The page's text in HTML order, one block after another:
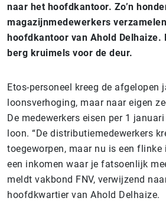
naar het hoofdkantoor. Zo’n
magazijnmedewerkers
hoofdkantoor van Ahold Delhaize.
berg kruimels voor de deur.
Etos-personeel kreeg de afgelopen
loonsverhoging, maar naar eigen
De medewerkers eisen per 1
loon. “De distributiemedewerkers
toegeworpen, maar nu is een
een inkomen waar je fatsoenlijk
meldt vakbond FNV, verwijzend
hoofdkwartier van Ahold Delhaize.